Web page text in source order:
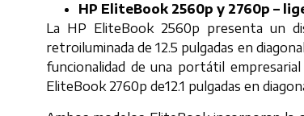
HP EliteBook 2560p y 2760p –
La HP EliteBook 2560p presenta un
retroiluminada de 12.5 pulgadas en
funcionalidad de una portátil
EliteBook 2760p de12.1 pulgadas en